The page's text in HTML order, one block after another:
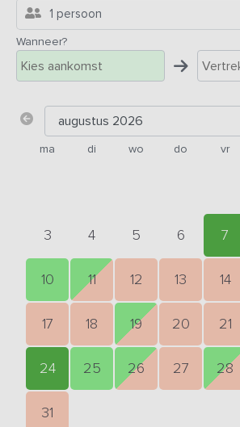
1 persoon
Wanneer?
ma di wo do vr
3 4 5 6 7
10 11 12 13 14
17 18 19 20 21
24 25 26 27 28
31